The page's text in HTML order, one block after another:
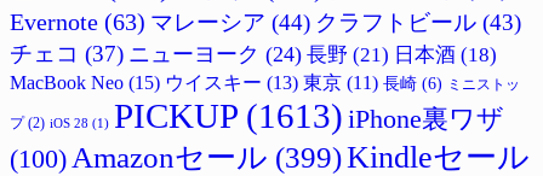
Evernote (63) マレーシア (44) クラフトビール (43)
チェコ (37) ニューヨーク (24) 長野 (21) 日本酒 (18)
MacBook Neo (15) ウイスキー (13) 東京 (11) 長崎 (6) ミニストッ
プ(2) iOS 28 (1) PICKUP (1613) iPhone裏ワザ
(100) Amazonセール (399)Kindleセール